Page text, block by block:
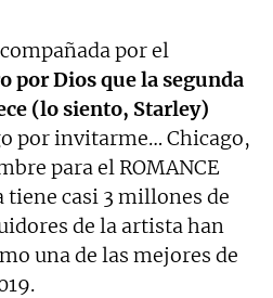
por el
por Dios que la segunda
(lo siento, Starley)
por invitarme… Chicago,
para el ROMANCE
tiene casi 3 millones de
de la artista han
una de las mejores de